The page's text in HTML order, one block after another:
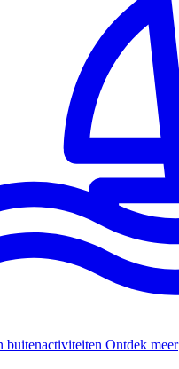
buitenactiviteiten Ontdek meer